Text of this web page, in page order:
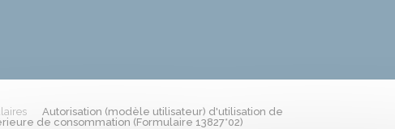
Autorisation (modèle utilisateur) d'utilisation de
de consommation (Formulaire 13827*02)